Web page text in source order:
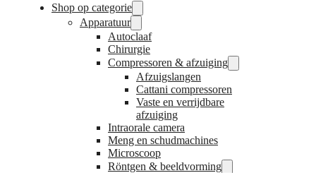
Shop op categorie
Apparatuur
Autoclaaf
Chirurgie
Compressoren & afzuiging
Afzuigslangen
Cattani compressoren
Vaste en verrijdbare
afzuiging
Intraorale camera
Meng en schudmachines
Microscoop
Röntgen & beeldvorming